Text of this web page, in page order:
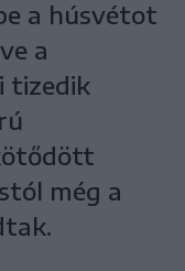
a húsvétot
a
tizedik
még a